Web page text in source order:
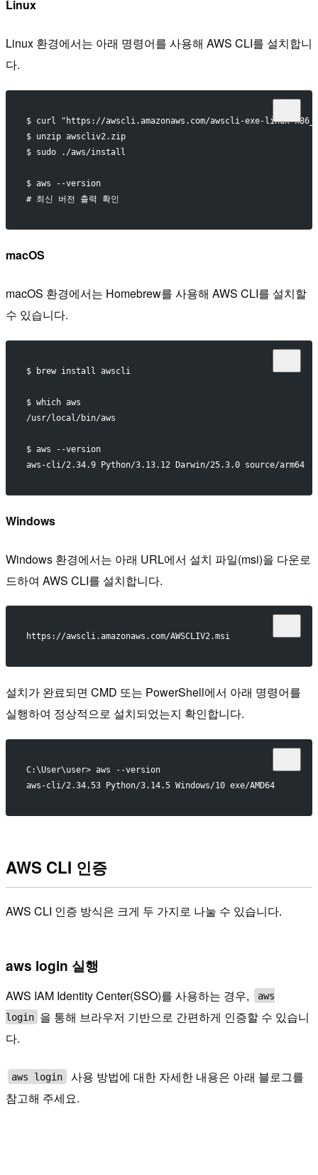
Linux
Linux 환경에서는 아래 명령어를 사용해 AWS CLI를 설치합니
다.
$ curl "https://awscli.amazonaws.com/awscli-exe-linux-
$ unzip awscliv2.zip
$ sudo ./aws/install
$ aws --version
# 최신 버전 출력 확인
macOS
macOS 환경에서는 Homebrew를 사용해 AWS CLI를 설치할
수 있습니다.
$ brew install awscli
$ which aws
/usr/local/bin/aws
$ aws --version
aws-cli/2.34.9 Python/3.13.12 Darwin/25.3.0 source/arm64
Windows
Windows 환경에서는 아래 URL에서 설치 파일(msi)을 다운로
드하여 AWS CLI를 설치합니다.
https://awscli.amazonaws.com/AWSCLIV2.msi
설치가 완료되면 CMD 또는 PowerShell에서 아래 명령어를
실행하여 정상적으로 설치되었는지 확인합니다.
C:\User\user> aws --version
aws-cli/2.34.53 Python/3.14.5 Windows/10 exe/AMD64
AWS CLI 인증
AWS CLI 인증 방식은 크게 두 가지로 나눌 수 있습니다.
aws login 실행
AWS IAM Identity Center(SSO)를 사용하는 경우,
aws
login 을 통해 브라우저 기반으로 간편하게 인증할 수 있습니
다.
aws login
사용 방법에 대한 자세한 내용은 아래 블로그를
참고해 주세요.